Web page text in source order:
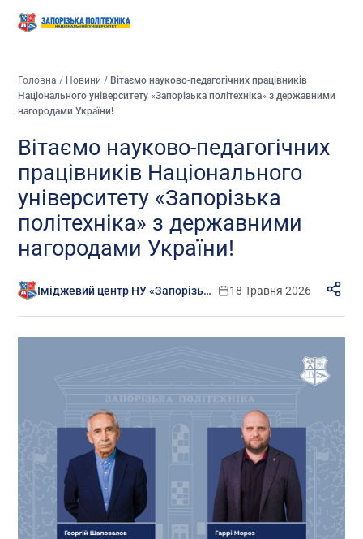
Головна / Новини / Вітаємо науково-педагогічних працівників
Національного університету «Запорізька політехніка» з державними
нагородами України!
Вітаємо науково-педагогічних
працівників Національного
університету «Запорізька
політехніка» з державними
нагородами України!
Іміджевий центр НУ «Запорізька політехніка» 18 Травня 2026